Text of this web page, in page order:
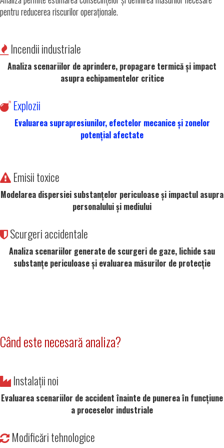
pentru reducerea riscurilor operaționale.
Incendii industriale
Analiza scenariilor de aprindere, propagare termică și impact
asupra echipamentelor critice
Explozii
Evaluarea suprapresiunilor, efectelor mecanice și zonelor
potențial afectate
Emisii toxice
Modelarea dispersiei substanțelor periculoase și impactul asupra
personalului și mediului
Scurgeri accidentale
Analiza scenariilor generate de scurgeri de gaze, lichide sau
substanțe periculoase și evaluarea măsurilor de protecție
Când este necesară analiza?
Instalații noi
Evaluarea scenariilor de accident înainte de punerea în funcțiune
a proceselor industriale
Modificări tehnologice